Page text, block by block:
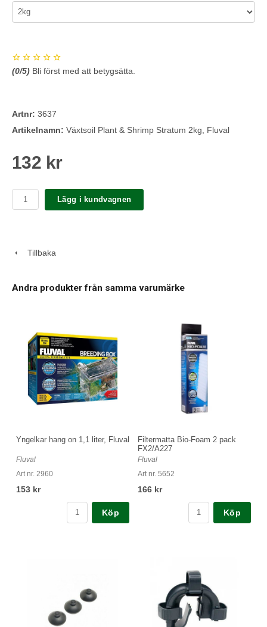
(0/5) Bli först med att betygsätta.
Artnr: 3637
Artikelnamn: Växtsoil Plant & Shrimp Stratum 2kg, Fluval
132 kr
Lägg i kundvagnen
Tillbaka
Andra produkter från samma varumärke
Yngelkar hang on 1,1 liter, Fluval
Fluval
Art nr. 2960
153 kr
Köp
Filtermatta Bio-Foam 2 pack
FX2/A227
Fluval
Art nr. 5652
166 kr
Köp